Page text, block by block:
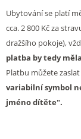
Ubytování se platí
cca. 2 800 Kč za
dražšího pokoje),
platba by tedy
Platbu můžete
variabilní symbol
jméno dítěte".